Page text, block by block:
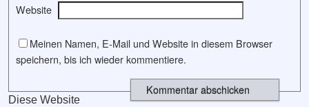
Website
Meinen Namen, E-Mail und Website in diesem Browser
speichern, bis ich wieder kommentiere.
Diese Website